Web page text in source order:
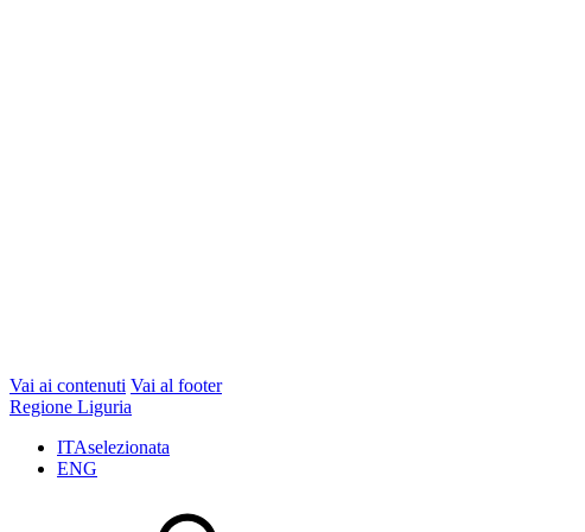
Vai ai contenuti Vai al footer
Regione Liguria
ITAselezionata
ENG